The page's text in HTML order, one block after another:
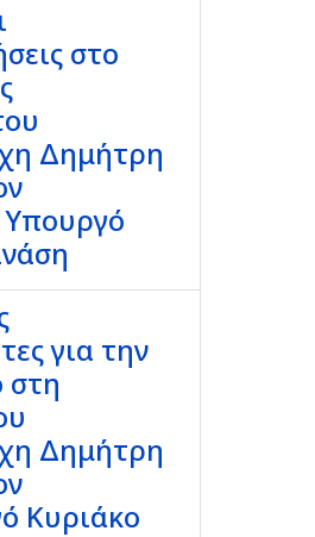
στο
Δημήτρη
για την
στη
Δημήτρη
Κυριάκο